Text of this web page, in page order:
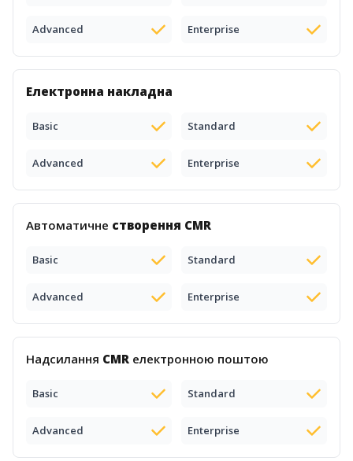
Advanced Enterprise
Електронна накладна
Basic Standard
Advanced Enterprise
Автоматичне створення CMR
Basic Standard
Advanced Enterprise
Надсилання CMR електронною поштою
Basic Standard
Advanced Enterprise